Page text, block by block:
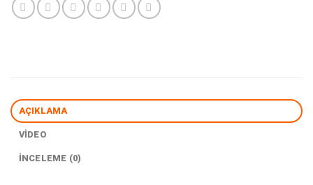
AÇIKLAMA
VIDEO
İNCELEME (0)